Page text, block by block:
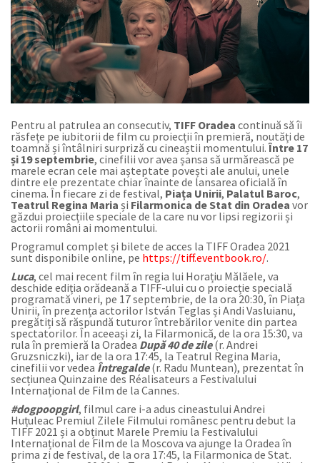
Pentru al patrulea an consecutiv, TIFF Oradea continuă să îi
răsfețe pe iubitorii de film cu proiecții în premieră, noutăți de
toamnă și întâlniri surpriză cu cineaștii momentului.Între 17
și 19 septembrie, cinefilii vor avea șansa să urmărească pe
marele ecran cele mai așteptate povești ale anului, unele
dintre ele prezentate chiar înainte de lansarea oficială în
cinema. În fiecare zi de festival, Piața Unirii, Palatul Baroc,
Teatrul Regina Maria și Filarmonica de Stat din Oradea vor
găzdui proiecțiile speciale de la care nu vor lipsi regizorii și
actorii români ai momentului.
Programul complet și bilete de acces la TIFF Oradea 2021
sunt disponibile online, pe https://tiff.eventbook.ro/.
Luca, cel mai recent film în regia lui Horațiu Mălăele, va
deschide ediția orădeană a TIFF-ului cu o proiecție specială
programată vineri, pe 17 septembrie, de la ora 20:30, în Piața
Unirii, în prezența actorilor István Teglas și Andi Vasluianu,
pregătiți să răspundă tuturor întrebărilor venite din partea
spectatorilor. În aceeași zi, la Filarmonică, de la ora 15:30, va
rula în premieră la OradeaDupă 40 de zile(r. Andrei
Gruzsniczki), iar de la ora 17:45, la Teatrul Regina Maria,
cinefilii vor vedea Întregalde(r. Radu Muntean), prezentat în
secțiunea Quinzaine des Réalisateurs a Festivalului
Internațional de Film de la Cannes.
#dogpoopgirl, filmul care i-a adus cineastului Andrei
Huțuleac Premiul Zilele Filmului românesc pentru debut la
TIFF 2021 și a obținut Marele Premiu la Festivalului
Internațional de Film de la Moscova va ajunge la Oradea în
prima zi de festival, de la ora 17:45, la Filarmonica de Stat.